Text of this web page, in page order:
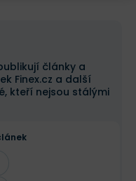
články a
Finex.cz a další
kteří nejsou stálými